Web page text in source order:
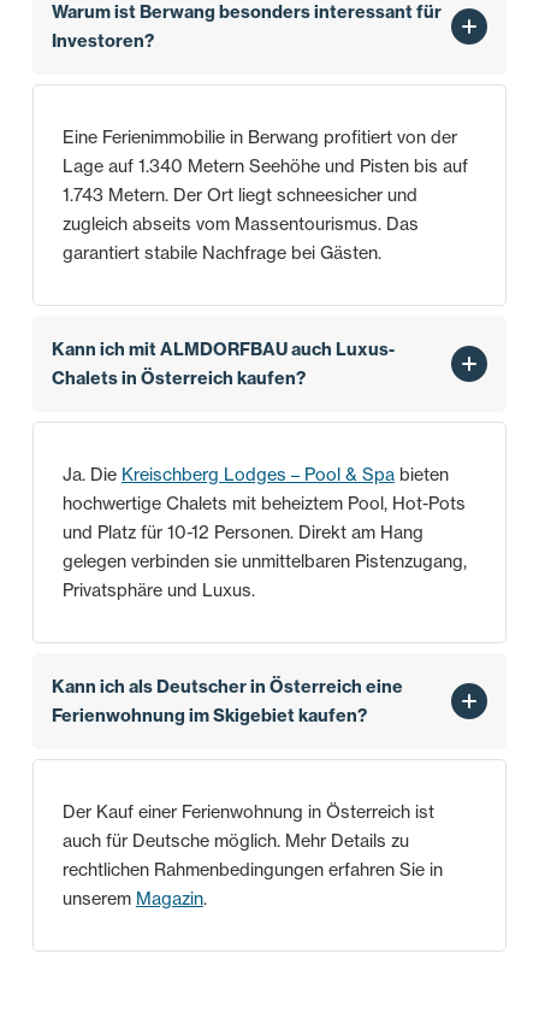
Warum ist Berwang besonders interessant für
Investoren?
Eine Ferienimmobilie in Berwang profitiert von der
Lage auf 1.340 Metern Seehöhe und Pisten bis auf
1.743 Metern. Der Ort liegt schneesicher und
zugleich abseits vom Massentourismus. Das
garantiert stabile Nachfrage bei Gästen.
Kann ich mit ALMDORFBAU auch Luxus-
Chalets in Österreich kaufen?
Ja. Die Kreischberg Lodges – Pool & Spabieten
hochwertige Chalets mit beheiztem Pool, Hot-Pots
und Platz für 10-12 Personen. Direkt am Hang
gelegen verbinden sie unmittelbaren Pistenzugang,
Privatsphäre und Luxus.
Kann ich als Deutscher in Österreich eine
Ferienwohnung im Skigebiet kaufen?
Der Kauf einer Ferienwohnung in Österreich ist
auch für Deutsche möglich. Mehr Details zu
rechtlichen Rahmenbedingungen erfahren Sie in
unserem Magazin.